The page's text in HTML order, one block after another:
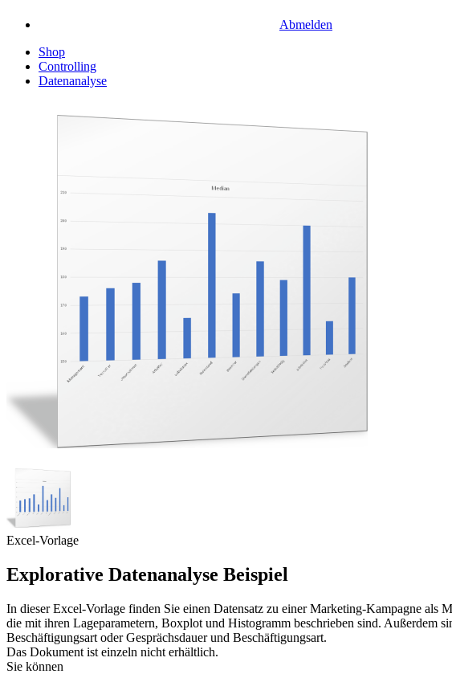
Abmelden
Shop
Controlling
Datenanalyse
Excel-Vorlage
Explorative Datenanalyse Beispiel
In dieser Excel-Vorlage finden Sie einen Datensatz zu einer Marketing-Kampagne als
die mit ihren Lageparametern, Boxplot und Histogramm beschrieben sind. Außerdem
Beschäftigungsart oder Gesprächsdauer und Beschäftigungsart.
Das Dokument ist einzeln nicht erhältlich.
Sie können